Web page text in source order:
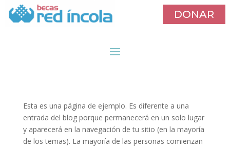
DONAR
Esta es una página de ejemplo. Es diferente a una
entrada del blog porque permanecerá en un solo lugar
y aparecerá en la navegación de tu sitio (en la mayoría
de los temas). La mayoría de las personas comienzan